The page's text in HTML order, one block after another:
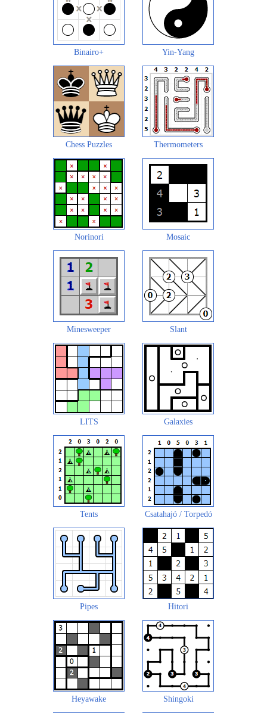
Binairo+ Yin-Yang
Chess Puzzles Thermometers
Norinori Mosaic
Minesweeper Slant
LITS Galaxies
Tents Csatahajó / Torpedó
Pipes Hitori
Heyawake Shingoki